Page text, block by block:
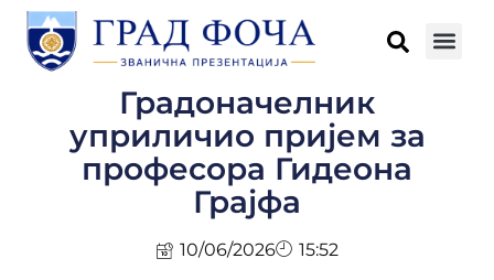
Градоначелник
уприличио пријем за
професора Гидеона
Грајфа
10/06/2026 15:52